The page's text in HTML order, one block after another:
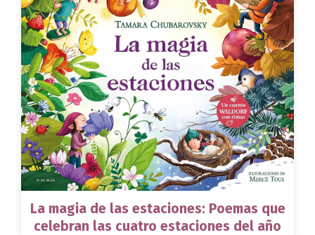
La magia de las estaciones: Poemas que
celebran las cuatro estaciones del año